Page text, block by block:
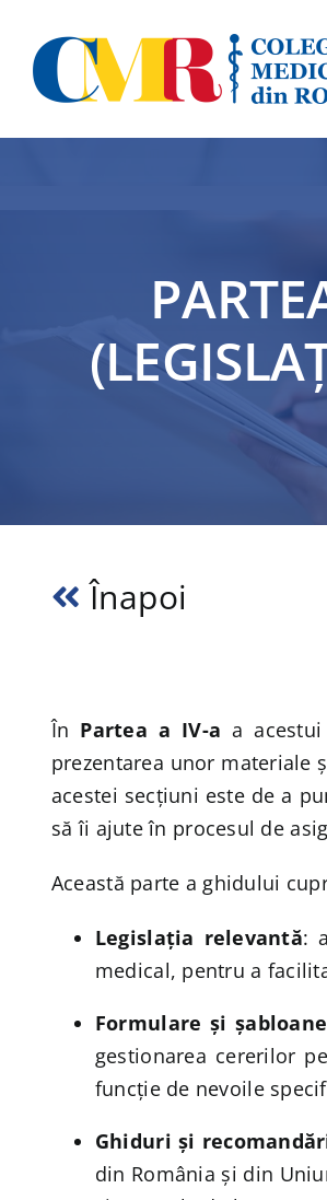
content
Înapoi
În Partea a IV-a a
prezentarea unor materiale
acestei secțiuni este de a
să îi ajute în procesul de
Această parte a ghidului
Legislația relevantă:
medical, pentru a
Formulare și șabloane
gestionarea cererilor
funcție de nevoile
Ghiduri și
din România și din